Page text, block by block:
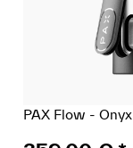
PAX Flow - Onyx